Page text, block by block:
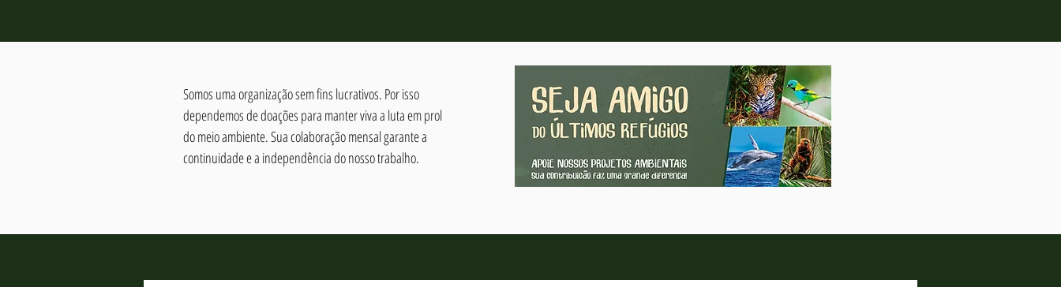
Somos uma organização sem fins lucrativos. Por isso
dependemos de doações para manter viva a luta em prol
do meio ambiente. Sua colaboração mensal garante a
continuidade e a independência do nosso trabalho.